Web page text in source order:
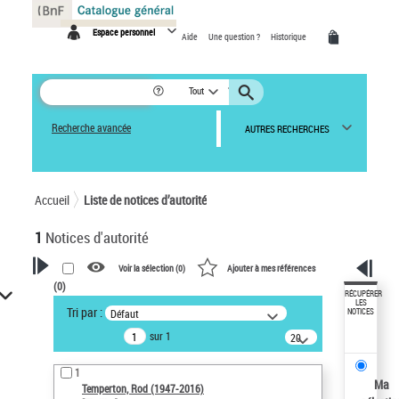
Espace personnel Aide Une question ? Historique
Tout
Recherche avancée AUTRES RECHERCHES
Accueil Liste de notices d’autorité
1 Notices d'autorité
VOTRE RECHERCHE
Recherche avancée dans les
notices d’autorité
Œuvres liées à l'auteur :
Temperton, Rod (1947-2016)
Voir la sélection (0) Ajouter à mes références
(0)
Tri par : Défaut
sur 1
20
résultats/page
1
Temperton, Rod (1947-2016)
RÉCUPÉRER
LES
NOTICES
Ma
Panneau de gestion des cookies